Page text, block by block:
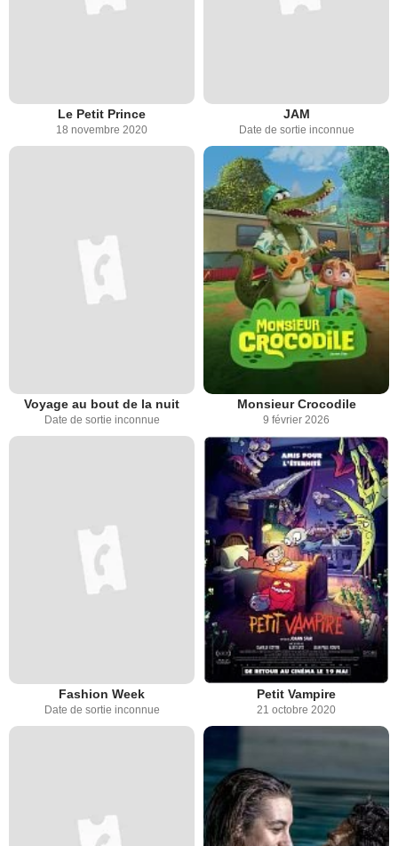
Le Petit Prince
18 novembre 2020
JAM
Date de sortie inconnue
Voyage au bout de la nuit
Date de sortie inconnue
Monsieur Crocodile
9 février 2026
Fashion Week
Date de sortie inconnue
Petit Vampire
21 octobre 2020